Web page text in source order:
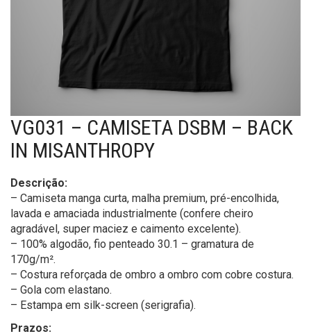
VG031 – CAMISETA DSBM – BACK
IN MISANTHROPY
Descrição:
– Camiseta manga curta, malha premium, pré-encolhida,
lavada e amaciada industrialmente (confere cheiro
agradável, super maciez e caimento excelente).
– 100% algodão, fio penteado 30.1 – gramatura de
170g/m².
– Costura reforçada de ombro a ombro com cobre costura.
– Gola com elastano.
– Estampa em silk-screen (serigrafia).
Prazos: